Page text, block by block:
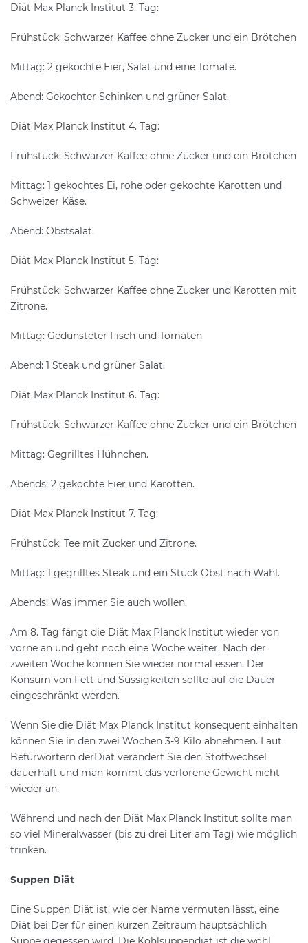
Diät Max Planck Institut 3. Tag:
Frühstück: Schwarzer Kaffee ohne Zucker und ein Brötchen
Mittag: 2 gekochte Eier, Salat und eine Tomate.
Abend: Gekochter Schinken und grüner Salat.
Diät Max Planck Institut 4. Tag:
Frühstück: Schwarzer Kaffee ohne Zucker und ein Brötchen
Mittag: 1 gekochtes Ei, rohe oder gekochte Karotten und
Schweizer Käse.
Abend: Obstsalat.
Diät Max Planck Institut 5. Tag:
Frühstück: Schwarzer Kaffee ohne Zucker und Karotten mit
Zitrone.
Mittag: Gedünsteter Fisch und Tomaten
Abend: 1 Steak und grüner Salat.
Diät Max Planck Institut 6. Tag:
Frühstück: Schwarzer Kaffee ohne Zucker und ein Brötchen
Mittag: Gegrilltes Hühnchen.
Abends: 2 gekochte Eier und Karotten.
Diät Max Planck Institut 7. Tag:
Frühstück: Tee mit Zucker und Zitrone.
Mittag: 1 gegrilltes Steak und ein Stück Obst nach Wahl.
Abends: Was immer Sie auch wollen.
Am 8. Tag fängt die Diät Max Planck Institut wieder von
vorne an und geht noch eine Woche weiter. Nach der
zweiten Woche können Sie wieder normal essen. Der
Konsum von Fett und Süssigkeiten sollte auf die Dauer
eingeschränkt werden.
Wenn Sie die Diät Max Planck Institut konsequent einhalten
können Sie in den zwei Wochen 3-9 Kilo abnehmen. Laut
Befürwortern derDiät verändert Sie den Stoffwechsel
dauerhaft und man kommt das verlorene Gewicht nicht
wieder an.
Während und nach der Diät Max Planck Institut sollte man
so viel Mineralwasser (bis zu drei Liter am Tag) wie möglich
trinken.
Suppen Diät
Eine Suppen Diät ist, wie der Name vermuten lässt, eine
Diät bei Der für einen kurzen Zeitraum hauptsächlich